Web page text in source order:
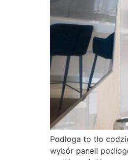
Podłoga to tło
wybór paneli